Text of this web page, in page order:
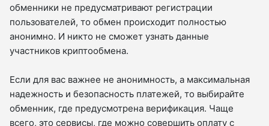
обменники не предусматривают регистрации
пользователей, то обмен происходит полностью
анонимно. И никто не сможет узнать данные
участников криптообмена.
Если для вас важнее не анонимность, а максимальная
надежность и безопасность платежей, то выбирайте
обменник, где предусмотрена верификация. Чаще
всего, это сервисы, где можно совершить оплату с